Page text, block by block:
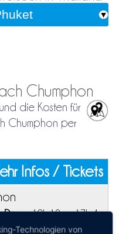
Chumphon
die Kosten für
Chumphon per
Infos / Tickets
Dauer:10h 19m – 17h 4m
Technologien von